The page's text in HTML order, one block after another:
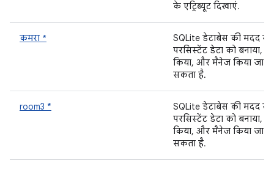
के एट्रिब्यूट दिखाएं.
कमरा *
SQLite डेटाबेस की मदद से,
परसिस्टेंट डेटा को बनाया,
किया, और मैनेज किया जा
सकता है.
room3 *
SQLite डेटाबेस की मदद से,
परसिस्टेंट डेटा को बनाया,
किया, और मैनेज किया जा
सकता है.